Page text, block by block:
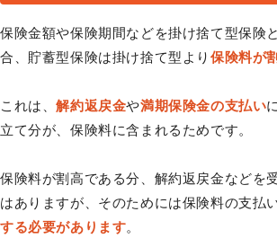
保険金額や保険期間などを掛け捨て型保険
合、貯蓄型保険は掛け捨て型より保険料が
これは、解約返戻金や満期保険金の支払い
立て分が、保険料に含まれるためです。
保険料が割高である分、解約返戻金などを
はありますが、そのためには保険料の支払い
する必要があります。